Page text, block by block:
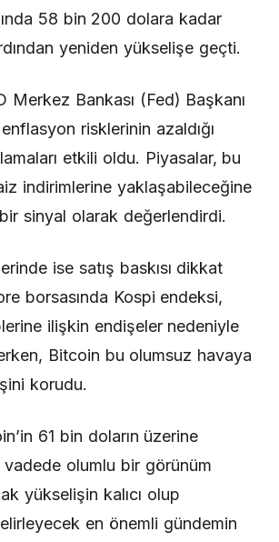
58 bin 200 dolara kadar
yeniden yükselişe geçti.
Merkez Bankası (Fed) Başkanı
enflasyon risklerinin azaldığı
etkili oldu. Piyasalar, bu
indirimlerine yaklaşabileceğine
sinyal olarak değerlendirdi.
ise satış baskısı dikkat
borsasında Kospi endeksi,
ilişkin endişeler nedeniyle
Bitcoin bu olumsuz havaya
korudu.
61 bin doların üzerine
vadede olumlu bir görünüm
yükselişin kalıcı olup
en önemli gündemin